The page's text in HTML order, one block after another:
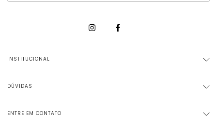
INSTITUCIONAL
DÚVIDAS
ENTRE EM CONTATO